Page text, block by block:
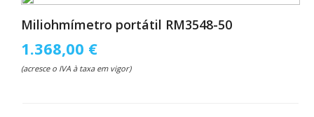
Miliohmímetro portátil RM3548-50
1.368,00 €
(acresce o IVA à taxa em vigor)